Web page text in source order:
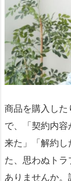
商品を購入した
で、「契約内
来た」「解約し
た、思わぬト
ありませんか。